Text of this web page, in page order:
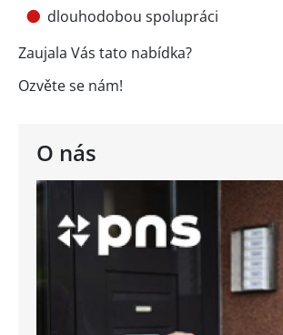
O nás
dlouhodobou spolupráci
Zaujala Vás tato nabídka?
Ozvěte se nám!